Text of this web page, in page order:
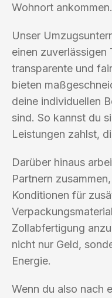
Wohnort ankommen.
Unser
einen zuverlässigen
transparente und
bieten
deine individuellen
sind. So kannst du
Leistungen zahlst,
Darüber hinaus
Partnern
Konditionen für
Zollabfertigung
nicht nur Geld,
Energie.
Wenn du also nach